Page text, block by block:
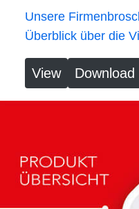
Unsere
Überblick über die
View Download